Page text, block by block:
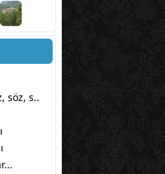
söz, s..